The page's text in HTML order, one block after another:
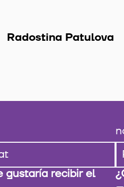
Radostina Patulova
gustaría recibir el